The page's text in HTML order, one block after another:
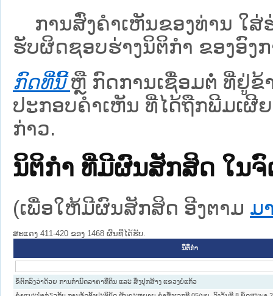
ການສົ່ງຄໍາເຫັນຂອງທ່ານ ໃສ່
ຮັບຜິດຊອບຮ່າງນິຕິກຳ ຂອງອົງ
ກົດທີ່ນີ້ ຫຼື ກົດການເຊື່ອມຕໍ່ ທີ່ຢູ່ຂ້
ປະກອບຄຳເຫັນ ທີ່ໄດ້ຖືກພີມເຜີ
ກ່າວ.
ນິຕິກໍາ ທີ່ມີຜົນສັກສິດ ໃນ
(ເພື່ອໃຫ້ມີຜົນສັກສິດ ອີງຕາມ ມ
ສະແດງ 411-420 ຂອງ 1468 ຜົນທີ່ໄດ້ຮັບ.
ນິຕິກໍາ
ຂໍ້ຕົກລົງວ່າດ້ວຍ ການກໍານົດລາຄາທີ່ດິນ ແລະ ສິ່ງປຸກສ້າງ ແຂວງບໍ່ແກ້ວ